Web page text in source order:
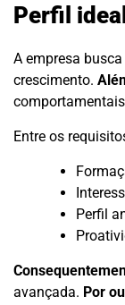
Perfil
A empresa
crescimento.
Entre os
Perfil
avançada. Por